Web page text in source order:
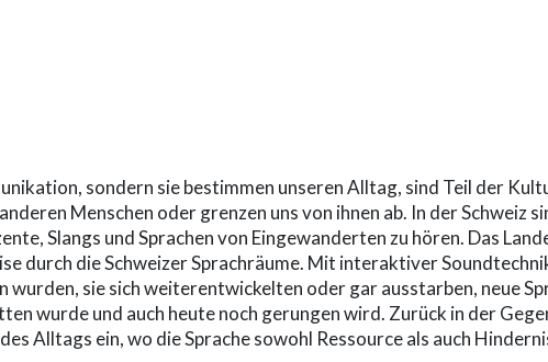
sondern sie bestimmen unseren Alltag, sind Teil der
Menschen oder grenzen uns von ihnen ab. In der Schweiz
Slangs und Sprachen von Eingewanderten zu hören. Das
durch die Schweizer Sprachräume. Mit interaktiver
wurden, sie sich weiterentwickelten oder gar ausstarben, neue
wurde und auch heute noch gerungen wird. Zurück in der
Alltags ein, wo die Sprache sowohl Ressource als auch